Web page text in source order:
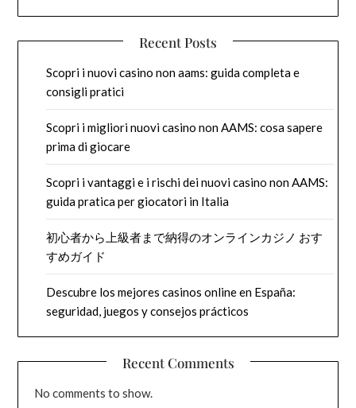
Recent Posts
Scopri i nuovi casino non aams: guida completa e
consigli pratici
Scopri i migliori nuovi casino non AAMS: cosa sapere
prima di giocare
Scopri i vantaggi e i rischi dei nuovi casino non AAMS:
guida pratica per giocatori in Italia
初心者から上級者まで納得のオンラインカジノ おす
すめガイド
Descubre los mejores casinos online en España:
seguridad, juegos y consejos prácticos
Recent Comments
No comments to show.